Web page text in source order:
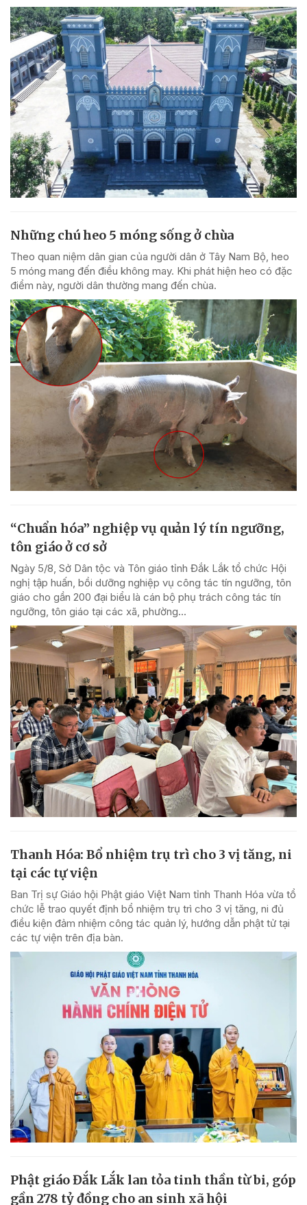
Những chú heo 5 móng sống ở chùa
Theo quan niệm dân gian của người dân ở Tây Nam Bộ, heo
5 móng mang đến điều không may. Khi phát hiện heo có đặc
điểm này, người dân thường mang đến chùa.
“Chuẩn hóa” nghiệp vụ quản lý tín ngưỡng,
tôn giáo ở cơ sở
Ngày 5/8, Sở Dân tộc và Tôn giáo tỉnh Đắk Lắk tổ chức Hội
nghị tập huấn, bồi dưỡng nghiệp vụ công tác tín ngưỡng, tôn
giáo cho gần 200 đại biểu là cán bộ phụ trách công tác tín
ngưỡng, tôn giáo tại các xã, phường...
Thanh Hóa: Bổ nhiệm trụ trì cho 3 vị tăng, ni
tại các tự viện
Ban Trị sự Giáo hội Phật giáo Việt Nam tỉnh Thanh Hóa vừa tổ
chức lễ trao quyết định bổ nhiệm trụ trì cho 3 vị tăng, ni đủ
điều kiện đảm nhiệm công tác quản lý, hướng dẫn phật tử tại
các tự viện trên địa bàn.
Phật giáo Đắk Lắk lan tỏa tinh thần từ bi, góp
gần 278 tỷ đồng cho an sinh xã hội